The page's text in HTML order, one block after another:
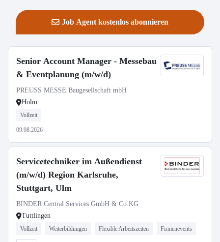
Job Agent kostenlos abonnieren
Senior Account Manager - Messebau
& Eventplanung (m/w/d)
PREUSS MESSE Baugesellschaft mbH
Holm
Vollzeit
09.08.2026
Servicetechniker im Außendienst
(m/w/d) Region Karlsruhe,
Stuttgart, Ulm
BINDER Central Services GmbH & Co.KG
Tuttlingen
Vollzeit Weiterbildungen Flexible Arbeitszeiten Firmenevents